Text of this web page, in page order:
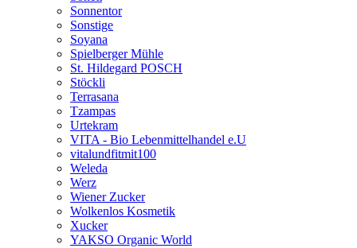
Sonnentor
Sonstige
Soyana
Spielberger Mühle
St. Hildegard POSCH
Stöckli
Terrasana
Tzampas
Urtekram
VITA - Bio Lebenmittelhandel e.U
vitalundfitmit100
Weleda
Werz
Wiener Zucker
Wolkenlos Kosmetik
Xucker
YAKSO Organic World